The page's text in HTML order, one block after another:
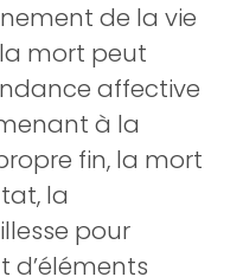
de la vie
mort peut
affective
à la
fin, la mort
la
pour
d’éléments